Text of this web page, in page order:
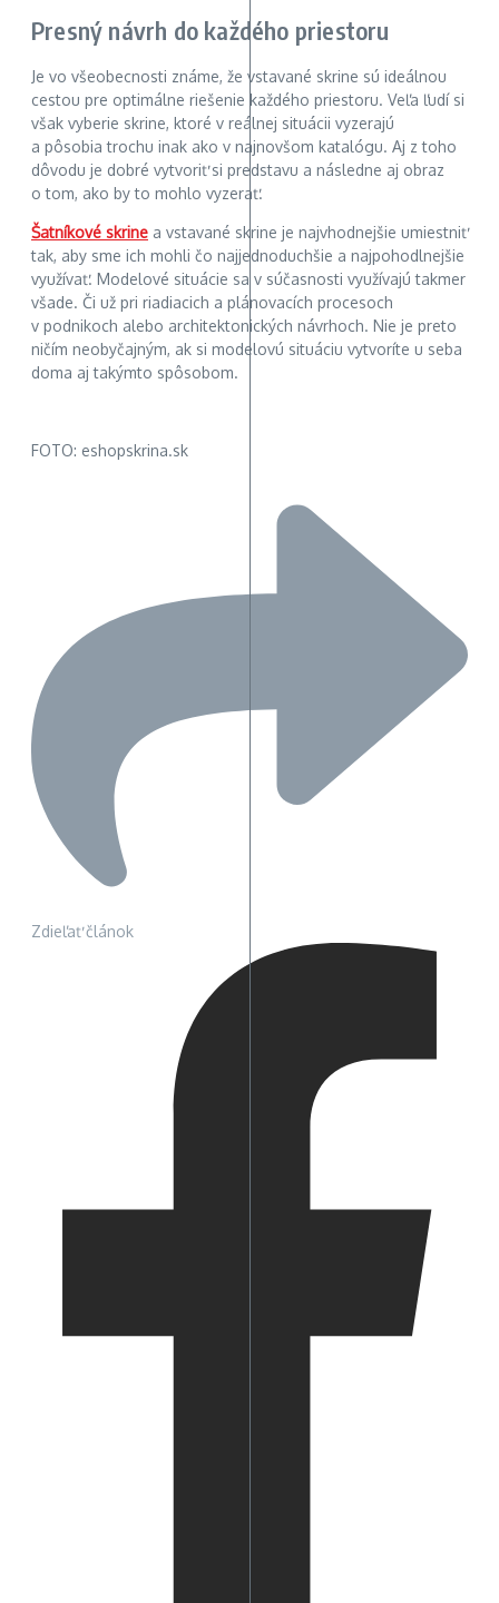
Presný návrh do každého priestoru
Je vo všeobecnosti známe, že vstavané skrine sú ideálnou
cestou pre optimálne riešenie každého priestoru. Veľa ľudí si
však vyberie skrine, ktoré v reálnej situácii vyzerajú
a pôsobia trochu inak ako v najnovšom katalógu. Aj z toho
dôvodu je dobré vytvoriť si predstavu a následne aj obraz
o tom, ako by to mohlo vyzerať.
Šatníkové skrine a vstavané skrine je najvhodnejšie umiestniť
tak, aby sme ich mohli čo najjednoduchšie a najpohodlnejšie
využívať. Modelové situácie sa v súčasnosti využívajú takmer
všade. Či už pri riadiacich a plánovacích procesoch
v podnikoch alebo architektonických návrhoch. Nie je preto
ničím neobyčajným, ak si modelovú situáciu vytvoríte u seba
doma aj takýmto spôsobom.
FOTO: eshopskrina.sk
Zdieľať článok